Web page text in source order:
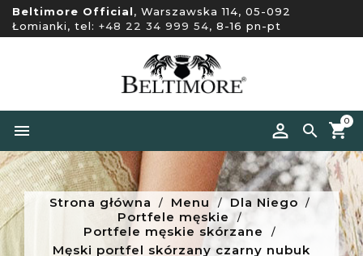
Beltimore Official, Warszawska 114, 05-092
Łomianki, tel: +48 22 34 999 54, 8-16 pn-pt


0
Strona główna Menu
Dla Niego
Portfele męskie
Portfele męskie skórzane
Męski portfel skórzany czarny nubuk